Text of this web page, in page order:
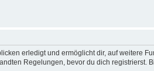
erledigt und ermöglicht dir, auf weitere
Regelungen, bevor du dich